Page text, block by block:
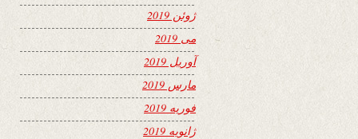
ژوئن 2019
می 2019
آوریل 2019
مارس 2019
فوریه 2019
ژانویه 2019